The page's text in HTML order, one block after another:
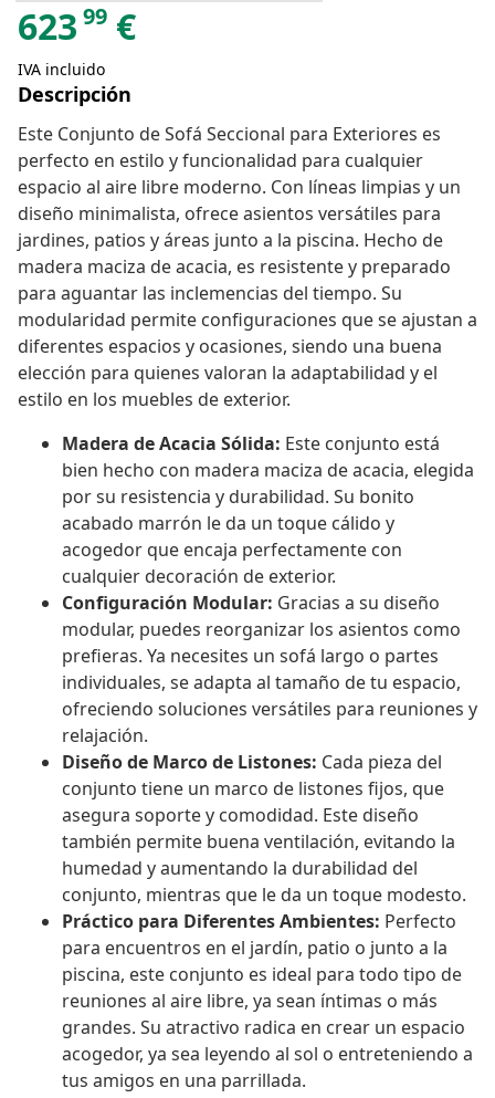
623 99 €
IVA incluido
Descripción
Este Conjunto de Sofá Seccional para Exteriores es
perfecto en estilo y funcionalidad para cualquier
espacio al aire libre moderno. Con líneas limpias y un
diseño minimalista, ofrece asientos versátiles para
jardines, patios y áreas junto a la piscina. Hecho de
madera maciza de acacia, es resistente y preparado
para aguantar las inclemencias del tiempo. Su
modularidad permite configuraciones que se ajustan a
diferentes espacios y ocasiones, siendo una buena
elección para quienes valoran la adaptabilidad y el
estilo en los muebles de exterior.
Madera de Acacia Sólida: Este conjunto está
bien hecho con madera maciza de acacia, elegida
por su resistencia y durabilidad. Su bonito
acabado marrón le da un toque cálido y
acogedor que encaja perfectamente con
cualquier decoración de exterior.
Configuración Modular: Gracias a su diseño
modular, puedes reorganizar los asientos como
prefieras. Ya necesites un sofá largo o partes
individuales, se adapta al tamaño de tu espacio,
ofreciendo soluciones versátiles para reuniones y
relajación.
Diseño de Marco de Listones: Cada pieza del
conjunto tiene un marco de listones fijos, que
asegura soporte y comodidad. Este diseño
también permite buena ventilación, evitando la
humedad y aumentando la durabilidad del
conjunto, mientras que le da un toque modesto.
Práctico para Diferentes Ambientes: Perfecto
para encuentros en el jardín, patio o junto a la
piscina, este conjunto es ideal para todo tipo de
reuniones al aire libre, ya sean íntimas o más
grandes. Su atractivo radica en crear un espacio
acogedor, ya sea leyendo al sol o entreteniendo a
tus amigos en una parrillada.